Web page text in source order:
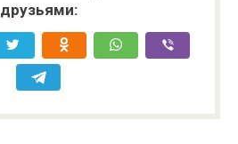
друзьями: